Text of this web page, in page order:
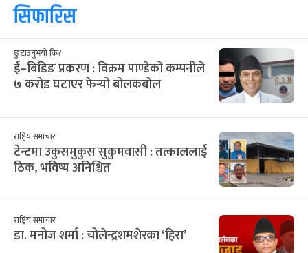
सिफारिस
छुटाउनुभयो कि?
ई–बिडिङ प्रकरण : विक्रम पाण्डेको कम्पनीले
७ करोड घटाएर फेर्‍यो बोलकबोल
राष्ट्रिय समाचार
टेन्टमा उकुसमुकुस सुकुमवासी : तत्काललाई
ठिक, भविष्य अनिश्चित
राष्ट्रिय समाचार
डा. मनोज शर्मा : चोलेन्द्रशमशेरका ‘हिरा’